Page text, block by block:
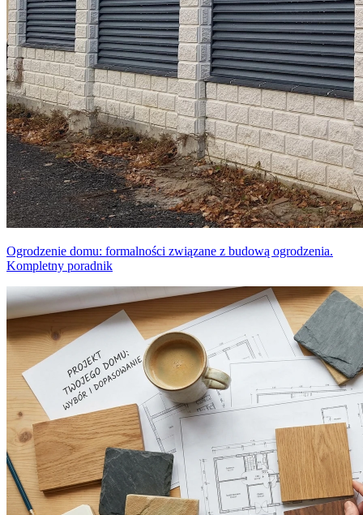
Ogrodzenie domu: formalności związane z budową ogrodzenia.
Kompletny poradnik